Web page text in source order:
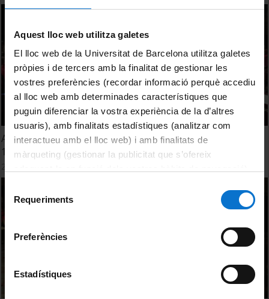
Aquest lloc web utilitza galetes
El lloc web de la Universitat de Barcelona utilitza galetes
pròpies i de tercers amb la finalitat de gestionar les
vostres preferències (recordar informació perquè accediu
al lloc web amb determinades característiques que
puguin diferenciar la vostra experiència de la d’altres
usuaris), amb finalitats estadístiques (analitzar com
interactueu amb el lloc web) i amb finalitats de
màrqueting (gestionar la publicitat que s’ofereix
consultar laPolítica de galetes del lloc web de la
consentiment
Requeriments
Preferències
Estadístiques
Acte de graduació de la Facultat de Dret. Promoció 2015.
1a. Jornada. 27 de novembre de 2015